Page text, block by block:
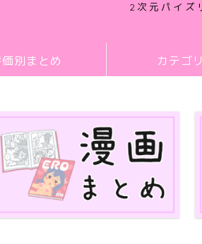
2次元パイズ
別まとめ カテゴ